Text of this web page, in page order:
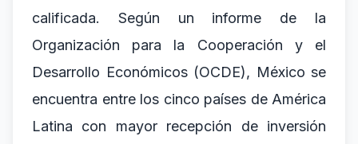
calificada. Según un informe de la
Organización para la Cooperación y el
Desarrollo Económicos (OCDE), México se
encuentra entre los cinco países de América
Latina con mayor recepción de inversión